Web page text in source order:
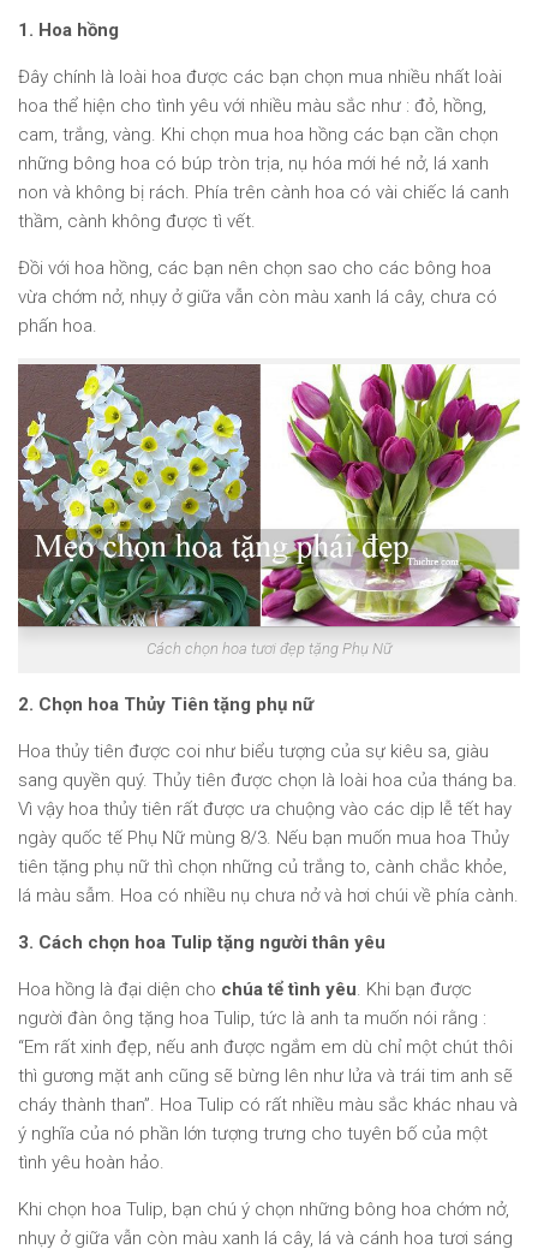
1. Hoa hồng
Đây chính là loài hoa được các bạn chọn mua nhiều nhất loài
hoa thể hiện cho tình yêu với nhiều màu sắc như : đỏ, hồng,
cam, trắng, vàng. Khi chọn mua hoa hồng các bạn cần chọn
những bông hoa có búp tròn trịa, nụ hóa mới hé nở, lá xanh
non và không bị rách. Phía trên cành hoa có vài chiếc lá canh
thầm, cành không được tì vết.
Đồi với hoa hồng, các bạn nên chọn sao cho các bông hoa
vừa chớm nở, nhụy ở giữa vẫn còn màu xanh lá cây, chưa có
phấn hoa.
Cách chọn hoa tươi đẹp tặng Phụ Nữ
2. Chọn hoa Thủy Tiên tặng phụ nữ
Hoa thủy tiên được coi như biểu tượng của sự kiêu sa, giàu
sang quyền quý. Thủy tiên được chọn là loài hoa của tháng ba.
Vì vậy hoa thủy tiên rất được ưa chuộng vào các dịp lễ tết hay
ngày quốc tế Phụ Nữ mùng 8/3. Nếu bạn muốn mua hoa Thủy
tiên tặng phụ nữ thì chọn những củ trắng to, cành chắc khỏe,
lá màu sẫm. Hoa có nhiều nụ chưa nở và hơi chúi về phía cành.
3. Cách chọn hoa Tulip tặng người thân yêu
Hoa hồng là đại diện cho chúa tể tình yêu. Khi bạn được
người đàn ông tặng hoa Tulip, tức là anh ta muốn nói rằng :
“Em rất xinh đẹp, nếu anh được ngắm em dù chỉ một chút thôi
thì gương mặt anh cũng sẽ bừng lên như lửa và trái tim anh sẽ
cháy thành than”. Hoa Tulip có rất nhiều màu sắc khác nhau và
ý nghĩa của nó phần lớn tượng trưng cho tuyên bố của một
tình yêu hoàn hảo.
Khi chọn hoa Tulip, bạn chú ý chọn những bông hoa chớm nở,
nhụy ở giữa vẫn còn màu xanh lá cây, lá và cánh hoa tươi sáng